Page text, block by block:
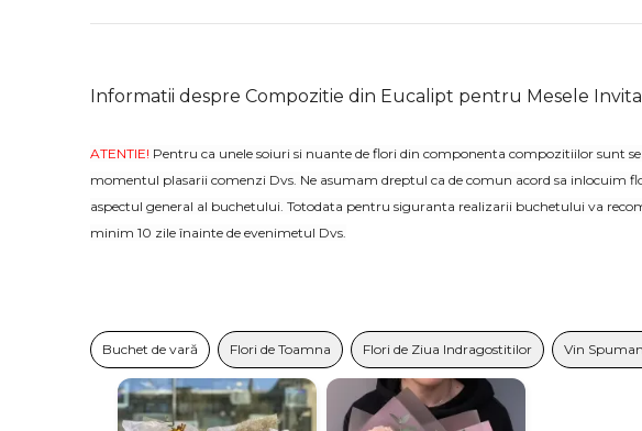
Informatii despre Compozitie din Eucalipt pentru Mesele
ATENTIE! Pentru ca unele soiuri si nuante de flori din componenta compozitiilor sunt
momentul plasarii comenzi Dvs. Ne asumam dreptul ca de comun acord sa inlocuim
aspectul general al buchetului. Totodata pentru siguranta realizarii buchetului va
minim 10 zile înainte de evenimetul Dvs.
Buchet de vară Flori de Toamna Flori de Ziua Indragostitilor Vin